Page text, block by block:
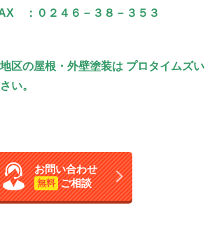
：０２４６－３８－３５３
区の屋根・外壁塗装は プロタイムズい
い。
お問い合わせ
無料 ご相談